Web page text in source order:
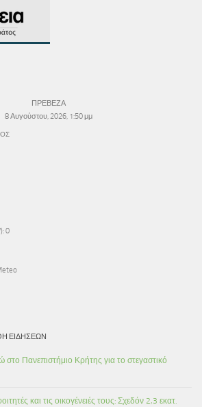
ΠΡΕΒΕΖΑ
8 Αυγούστου, 2026, 1:50 μμ
0
ΕΙΔΉΣΕΩΝ
Πανεπιστήμιο Κρήτης για το στεγαστικό
και τις οικογένειές τους: Σχεδόν 2,3 εκατ.